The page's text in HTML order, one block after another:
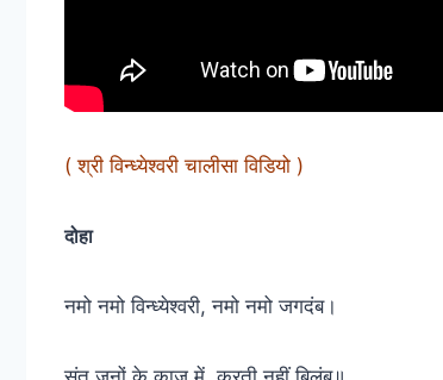
( श्री विन्ध्येश्वरी चालीसा विडियो )
दोहा
नमो नमो विन्ध्येश्वरी, नमो नमो जगदंब।